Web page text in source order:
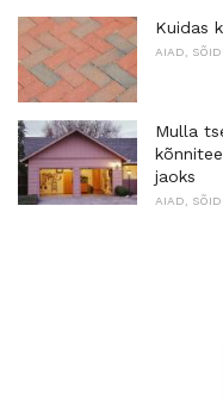
Kuidas
AIAD,
Mulla
jaoks
AIAD,